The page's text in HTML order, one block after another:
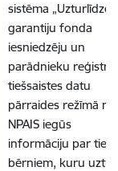
sistēma
garantiju fonda
iesniedzēju un
parādnieku reģistrs”
tiešsaistes datu
pārraides režīmā no
NPAIS iegūs
informāciju par tiem
bērniem, kuru